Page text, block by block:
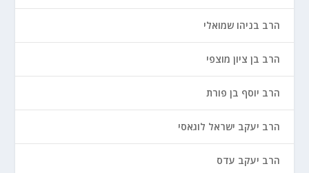
הרב בניהו שמואלי
הרב בן ציון מוצפי
הרב יוסף בן פורת
הרב יעקב ישראל לוגאסי
הרב יעקב עדס